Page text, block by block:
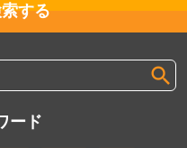
する
ード